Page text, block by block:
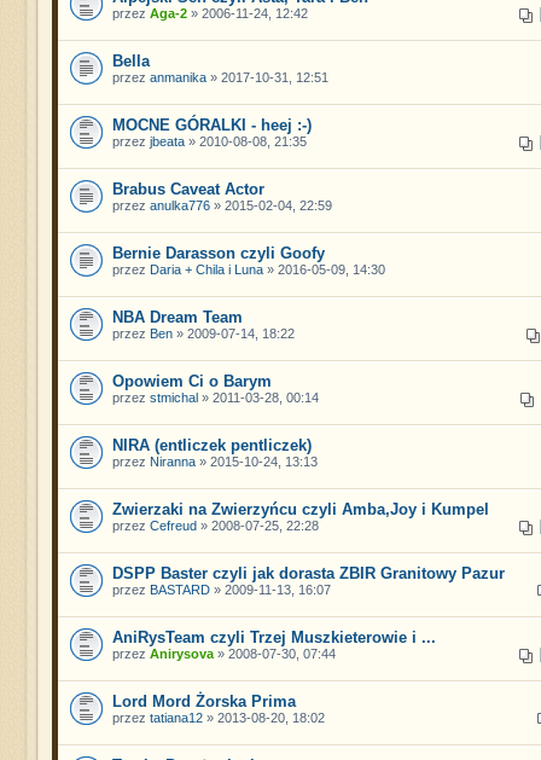
przez Aga-2» 2006-11-24, 12:42
Bella
przez anmanika» 2017-10-31, 12:51
MOCNE GÓRALKI - heej :-)
przez jbeata» 2010-08-08, 21:35
Brabus Caveat Actor
przez anulka776» 2015-02-04, 22:59
Bernie Darasson czyli Goofy
przez Daria + Chila i Luna» 2016-05-09, 14:30
NBA Dream Team
przez Ben» 2009-07-14, 18:22
Opowiem Ci o Barym
przez stmichal» 2011-03-28, 00:14
NIRA (entliczek pentliczek)
przez Niranna» 2015-10-24, 13:13
Zwierzaki na Zwierzyńcu czyli Amba,Joy i Kumpel
przez Cefreud» 2008-07-25, 22:28
DSPP Baster czyli jak dorasta ZBIR Granitowy Pazur
przez BASTARD» 2009-11-13, 16:07
AniRysTeam czyli Trzej Muszkieterowie i ...
przez Anirysova» 2008-07-30, 07:44
Lord Mord Żorska Prima
przez tatiana12» 2013-08-20, 18:02